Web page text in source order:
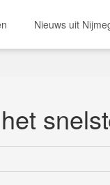
Nieuws uit